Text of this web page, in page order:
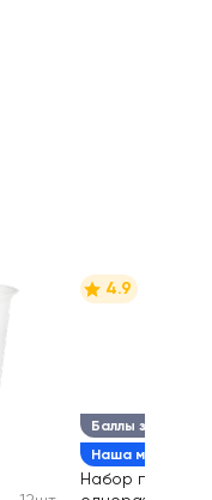
Баллы за отзыв
Наша марка
4.9
Набор посуды